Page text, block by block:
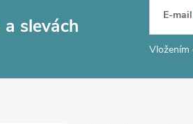
a slevách E-mail
Vložením